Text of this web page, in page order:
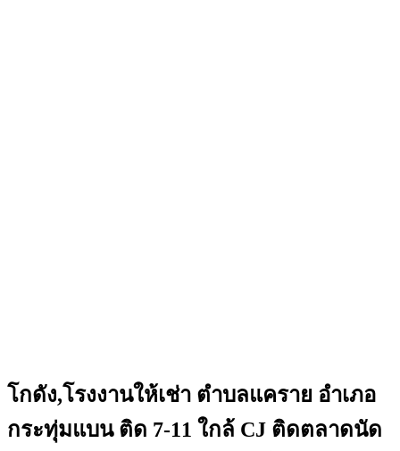
โกดัง,โรงงานให้เช่า ตำบลแคราย อำเภอ
กระทุ่มแบน ติด 7-11 ใกล้ CJ ติดตลาดนัด